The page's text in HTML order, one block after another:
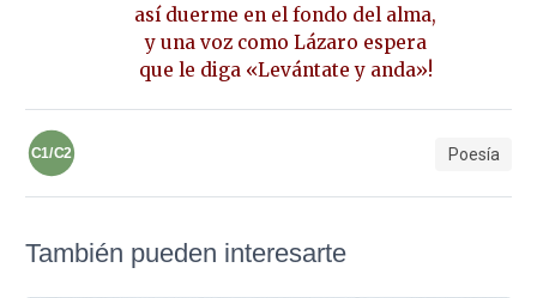
así duerme en el fondo del alma,
y una voz como Lázaro espera
que le diga «Levántate y anda»!
C1/C2 Poesía
También pueden interesarte